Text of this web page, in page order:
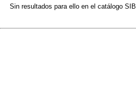
Sin resultados para ello en el catálogo